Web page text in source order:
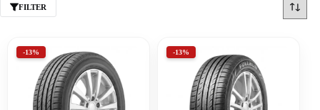
FILTER
-13% -13%